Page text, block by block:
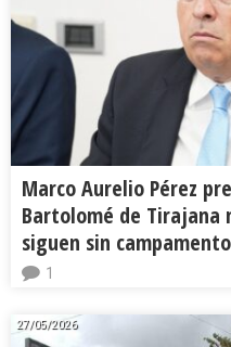
Marco Aurelio Pérez
Bartolomé de
siguen sin
1
27/05/2026